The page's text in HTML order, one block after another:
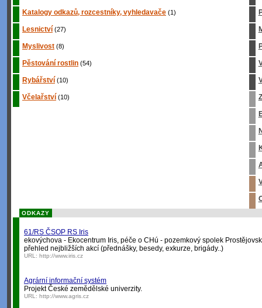
Katalogy odkazů, rozcestníky, vyhledavače (1)
Lesnictví (27)
Myslivost (8)
Pěstování rostlin (54)
Rybářství (10)
Včelařství (10)
ODKAZY
61/RS ČSOP RS Iris
ekovýchova - Ekocentrum Iris, péče o CHú - pozemkový spolek
přehled nejbližších akcí (přednášky, besedy, exkurze, brigády..)
URL: http://www.iris.cz
Agrární informační systém
Projekt České zemědělské univerzity.
URL: http://www.agris.cz